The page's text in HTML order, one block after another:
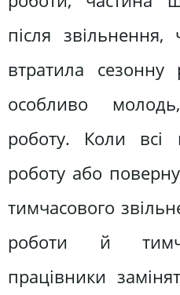
після звільнення,
втратила сезонну
особливо
роботу. Коли всі
роботу або
тимчасового
роботи й
працівники